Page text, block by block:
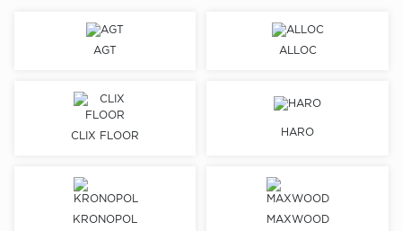
MSPC ламинат
Стеновые панели
AGT ALLOC
CLIX FLOOR HARO
KRONOPOL MAXWOOD